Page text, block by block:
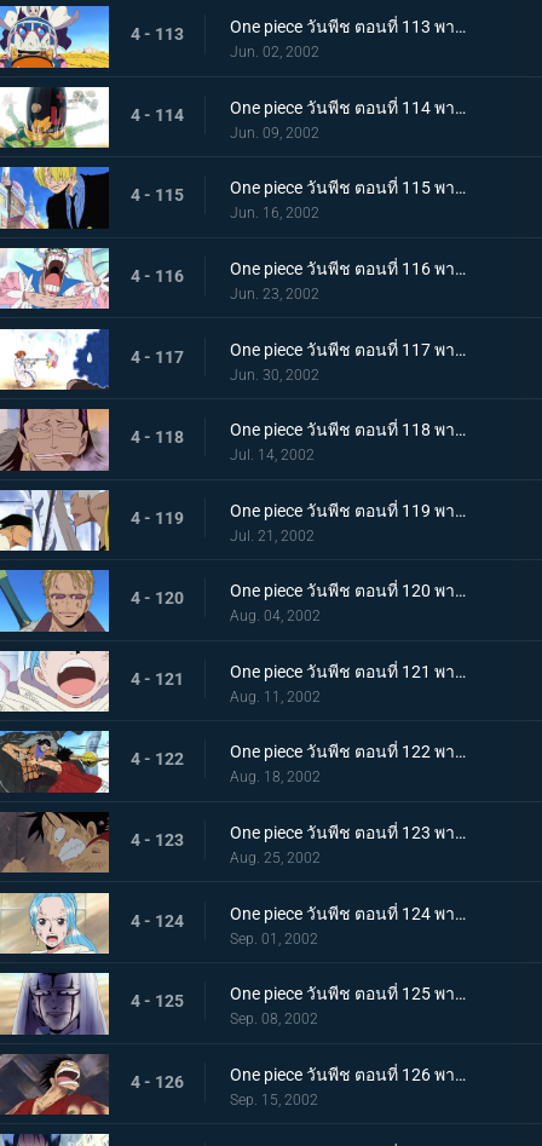
4 - 113 One piece วันพีช ตอนที่ 113 พากย์ไทย อัลบาน่าตกอยู่ในวิกฤต..ศึกนองเลือดของหัวหน้ากาลู
Jun. 02, 2002
4 - 114 One piece วันพีช ตอนที่ 114 พากย์ไทย สาบานต่อความฝันของเพื่อน..ศึกตัดสินที่เนินตัวตุ่นเมืองเบอร์สี่
Jun. 09, 2002
4 - 115 One piece วันพีช ตอนที่ 115 พากย์ไทย สุดยอดการแสดงวันนี้ มอนตาคิวเลียนแบบ
Jun. 16, 2002
4 - 116 One piece วันพีช ตอนที่ 116 พากย์ไทย แปลงร่างเป็นเพื่อน เพลงหมัดกะเทยของบอนเคร
Jun. 23, 2002
4 - 117 One piece วันพีช ตอนที่ 117 พากย์ไทย ระวังลมหมุนของนามิให้ดี..ระเบิดกระบองคุริมะ
Jun. 30, 2002
4 - 118 One piece วันพีช ตอนที่ 118 พากย์ไทย ความลับที่สืบทอดกันมาในหมู่ราชา อาวุธโบราณ "พูลตัน"
Jul. 14, 2002
4 - 119 One piece วันพีช ตอนที่ 119 พากย์ไทย ความลับของความจริง..ลมหายใจของสรรพสิ่งและพลังที่ตัดเหล็ก
Jul. 21, 2002
4 - 120 One piece วันพีช ตอนที่ 120 พากย์ไทย การต่อสู้สิ้นสุดลง โคซ่ายอมยกธงขาว!
Aug. 04, 2002
4 - 121 One piece วันพีช ตอนที่ 121 พากย์ไทย หนทางแห่งเสียงของวีวี่ วีรสตรีร่ายรำลงมาแล้ว
Aug. 11, 2002
4 - 122 One piece วันพีช ตอนที่ 122 พากย์ไทย ศึกตัดสินครั้งที่ 2 จระเข้ทราย ปะทะ ลูฟี่ร่างน้ำ
Aug. 18, 2002
4 - 123 One piece วันพีช ตอนที่ 123 พากย์ไทย ไอ้จระเข้โฉด ลูฟี่มุ่งหน้าไปสู่สุสานของราชวงศ์สิ
Aug. 25, 2002
4 - 124 One piece วันพีช ตอนที่ 124 พากย์ไทย บุกสู่ช่วงเวลาแห่งฝันร้าย ที่นี่คือฐานทัพลับของกลุ่มเม็ดทราย!
Sep. 01, 2002
4 - 125 One piece วันพีช ตอนที่ 125 พากย์ไทย ปีกแห่งเกียรติยศ นามของข้าคือทหารรักษาอาณาจักร เปรู!
Sep. 08, 2002
4 - 126 One piece วันพีช ตอนที่ 126 พากย์ไทย ฝ่าไปให้ถึง วันที่ฝนจะตกลงสู่อลาบัสต้า!
Sep. 15, 2002